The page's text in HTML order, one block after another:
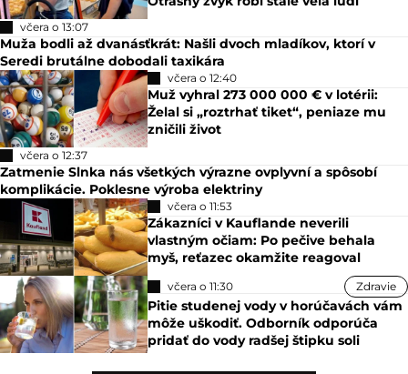
včera o 13:07
Muža bodli až dvanásťkrát: Našli dvoch mladíkov, ktorí v
Seredi brutálne dobodali taxikára
včera o 12:40
Muž vyhral 273 000 000 € v lotérii:
Želal si „roztrhať tiket“, peniaze mu
zničili život
včera o 12:37
Zatmenie Slnka nás všetkých výrazne ovplyvní a spôsobí
komplikácie. Poklesne výroba elektriny
včera o 11:53
Zákazníci v Kauflande neverili
vlastným očiam: Po pečive behala
myš, reťazec okamžite reagoval
včera o 11:30 Zdravie
Pitie studenej vody v horúčavách vám
môže uškodiť. Odborník odporúča
pridať do vody radšej štipku soli